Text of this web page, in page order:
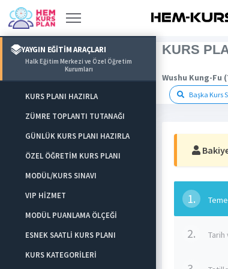
YAYGIN EĞİTİM ARAÇLARI
Halk Eğitim Merkezi ve Özel Öğretim
Kurumları
KURS PLANI HAZIRLA
ZÜMRE TOPLANTI TUTANAĞI
GÜNLÜK KURS PLANI HAZIRLA
ÖZEL ÖĞRETİM KURS PLANI
MODÜL/KURS SINAVI
VIP HİZMET
MODÜL PUANLAMA ÖLÇEĞİ
ESNEK SAATLİ KURS PLANI
KURS KATEGORİLERİ
KURS
Wushu Kung-Fu
Başka Kurs
1.
2. Tarih